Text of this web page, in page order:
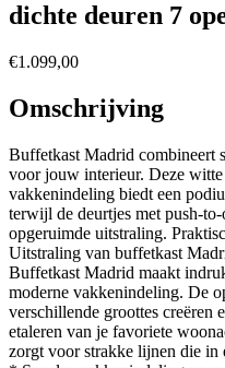
dichte deuren 7
€1.099,00
Omschrijving
Buffetkast Madrid combineert
voor jouw interieur. Deze witte
vakkenindeling biedt een
terwijl de deurtjes met push-
opgeruimde uitstraling.
Uitstraling van buffetkast
Buffetkast Madrid maakt
moderne vakkenindeling. De
verschillende groottes creëren
etaleren van je favoriete
zorgt voor strakke lijnen die in